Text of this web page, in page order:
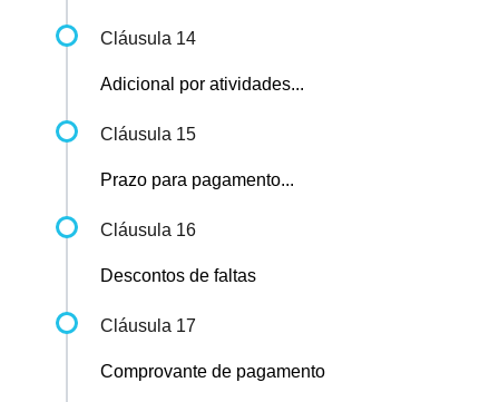
Cláusula 14
Adicional por atividades...
Cláusula 15
Prazo para pagamento...
Cláusula 16
Descontos de faltas
Cláusula 17
Comprovante de pagamento